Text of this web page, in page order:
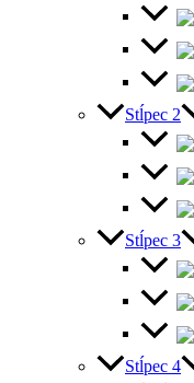
Stĺpec 2
Stĺpec 3
Stĺpec 4